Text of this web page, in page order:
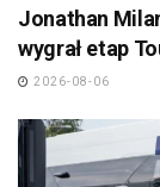
Jonathan
wygrał etap
2026-08-06